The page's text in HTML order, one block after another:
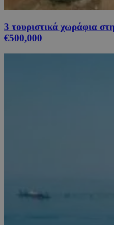
3 τουριστικά χωράφια
€500,000